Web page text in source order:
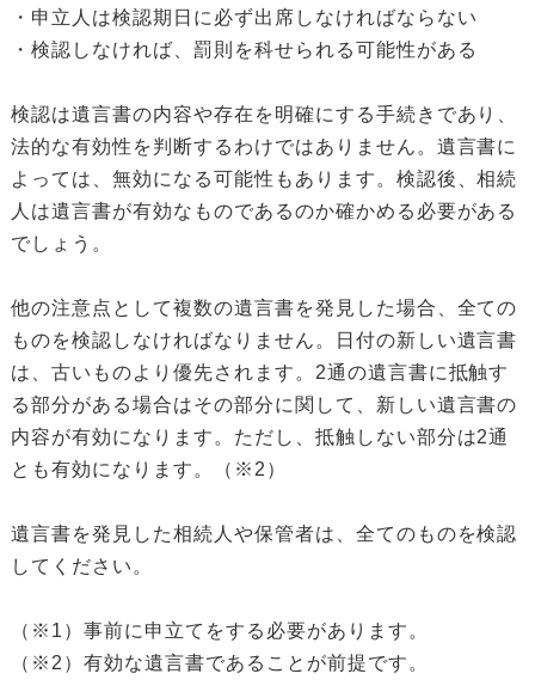
・申立人は検認期日に必ず出席しなければならない
・検認しなければ、罰則を科せられる可能性がある
検認は遺言書の内容や存在を明確にする手続きであり、
法的な有効性を判断するわけではありません。遺言書に
よっては、無効になる可能性もあります。検認後、相続
人は遺言書が有効なものであるのか確かめる必要がある
でしょう。
他の注意点として複数の遺言書を発見した場合、全ての
ものを検認しなければなりません。日付の新しい遺言書
は、古いものより優先されます。2通の遺言書に抵触す
る部分がある場合はその部分に関して、新しい遺言書の
内容が有効になります。ただし、抵触しない部分は2通
とも有効になります。（※2）
遺言書を発見した相続人や保管者は、全てのものを検認
してください。
（※1）事前に申立てをする必要があります。
（※2）有効な遺言書であることが前提です。